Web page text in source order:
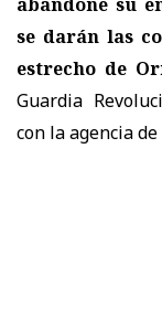
se darán las
estrecho de
Guardia
con la agencia